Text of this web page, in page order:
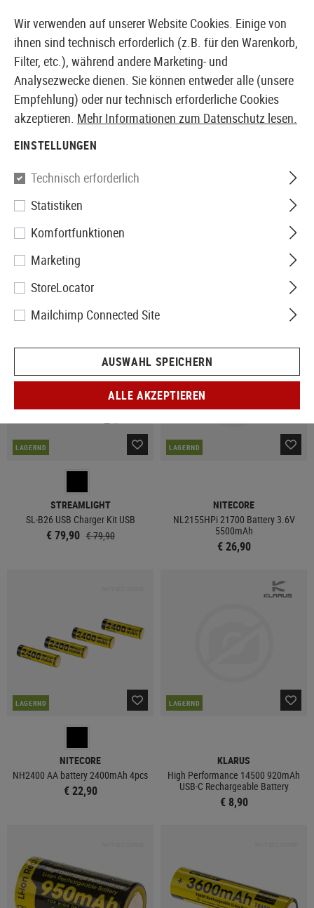
EUROPÄISCHER AIRSOFT SHOP & GROßHÄNDLER
WIEDERAUFLADBARE BATTERIEN
27 Produkte
LAGERND
STREAMLIGHT
SL-B26 USB Charger Kit USB
€ 79,90 € 79,90
LAGERND
NITECORE
NL2155HPi 21700 Battery 3.6V
5500mAh
€ 26,90
LAGERND
NITECORE
NH2400 AA battery 2400mAh 4pcs
€ 22,90
LAGERND
KLARUS
High Performance 14500 920mAh
USB-C Rechargeable Battery
€ 8,90
Wir verwenden auf unserer Website Cookies. Einige von
ihnen sind technisch erforderlich (z.B. für den Warenkorb,
Filter, etc.), während andere Marketing- und
Analysezwecke dienen. Sie können entweder alle (unsere
Empfehlung) oder nur technisch erforderliche Cookies
akzeptieren. Mehr Informationen zum Datenschutz lesen.
EINSTELLUNGEN
Technisch erforderlich
Statistiken
Komfortfunktionen
Marketing
StoreLocator
Mailchimp Connected Site
AUSWAHL SPEICHERN
ALLE AKZEPTIEREN